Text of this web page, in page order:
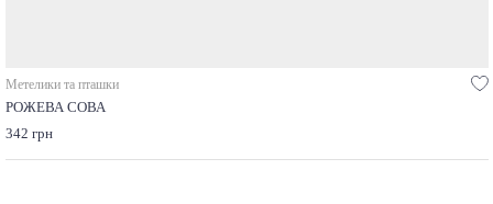
Метелики та пташки
РОЖЕВА СОВА
342 грн